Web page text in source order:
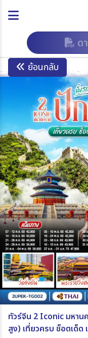
ด
ย้อนกลับ
ทัวร์จีน 2 Iconic มหาน
สูง) เที่ยวครบ ช็อตเด็ด